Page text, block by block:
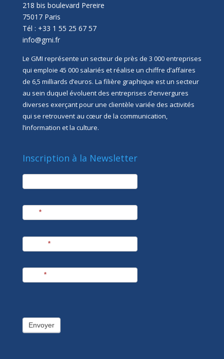
218 bis boulevard Pereire
75017 Paris
Tél : +33 1 55 25 67 57
info@gmi.fr
Le GMI représente un secteur de près de 3 000 entreprises
qui emploie 45 000 salariés et réalise un chiffre d’affaires
de 6,5 milliards d’euros. La filière graphique est un secteur
au sein duquel évoluent des entreprises d’envergures
diverses exerçant pour une clientèle variée des activités
qui se retrouvent au cœur de la communication,
l’information et la culture.
Inscription à la Newsletter
newsletter
*
*
*
Envoyer